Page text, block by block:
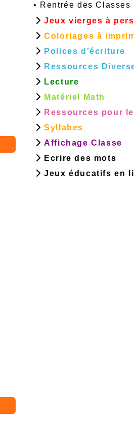
• Rentrée des Classes
Jeux vierges à
Coloriages à
Polices d'écriture
Ressources
Lecture
Matériel Math
Ressources pour
Syllabes
Affichage Classe
Ecrire des mots
Jeux éducatifs en